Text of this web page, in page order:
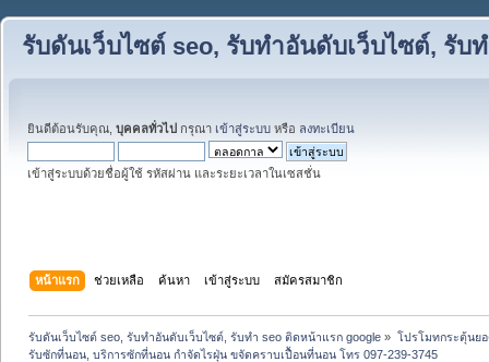
รับดันเว็บไซต์ seo, รับทำอันดับเว็บไซต์, รับ
ยินดีต้อนรับคุณ, บุคคลทั่วไป กรุณา เข้าสู่ระบบ หรือ ลงทะเบียน
เข้าสู่ระบบด้วยชื่อผู้ใช้ รหัสผ่าน และระยะเวลาในเซสชั่น
หน้าแรก ช่วยเหลือ ค้นหา เข้าสู่ระบบ สมัครสมาชิก
รับดันเว็บไซต์ seo, รับทำอันดับเว็บไซต์, รับทำ seo ติดหน้าแรก google » โปรโมทกระตุ้นย
รับซักที่นอน, บริการซักที่นอน กำจัดไรฝุ่น ขจัดคราบเปื้อนที่นอน โทร 097-239-3745